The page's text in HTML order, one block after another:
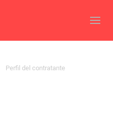
Perfil del contratante